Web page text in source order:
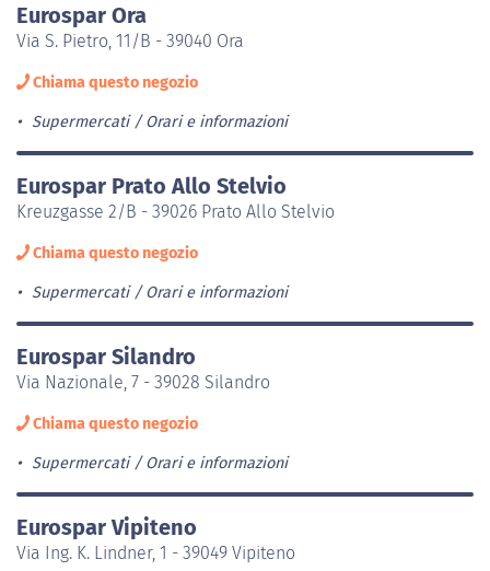
Eurospar Ora
Via S. Pietro, 11/B - 39040 Ora
Chiama questo negozio
Supermercati Orari e informazioni
Eurospar Prato Allo Stelvio
Kreuzgasse 2/B - 39026 Prato Allo Stelvio
Chiama questo negozio
Supermercati Orari e informazioni
Eurospar Silandro
Via Nazionale, 7 - 39028 Silandro
Chiama questo negozio
Supermercati Orari e informazioni
Eurospar Vipiteno
Via Ing. K. Lindner, 1 - 39049 Vipiteno